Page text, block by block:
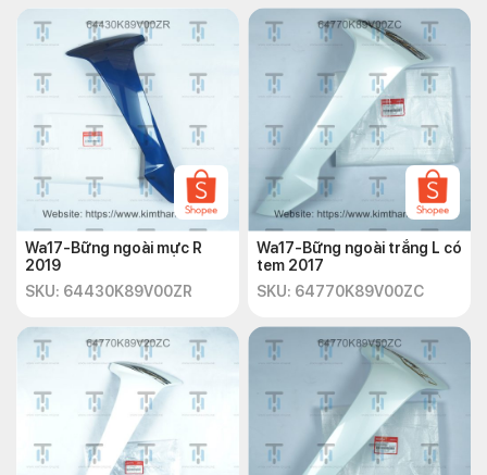
Wa17-Bững ngoài mực R
2019
SKU: 64430K89V00ZR
Wa17-Bững ngoài trắng L có
tem 2017
SKU: 64770K89V00ZC